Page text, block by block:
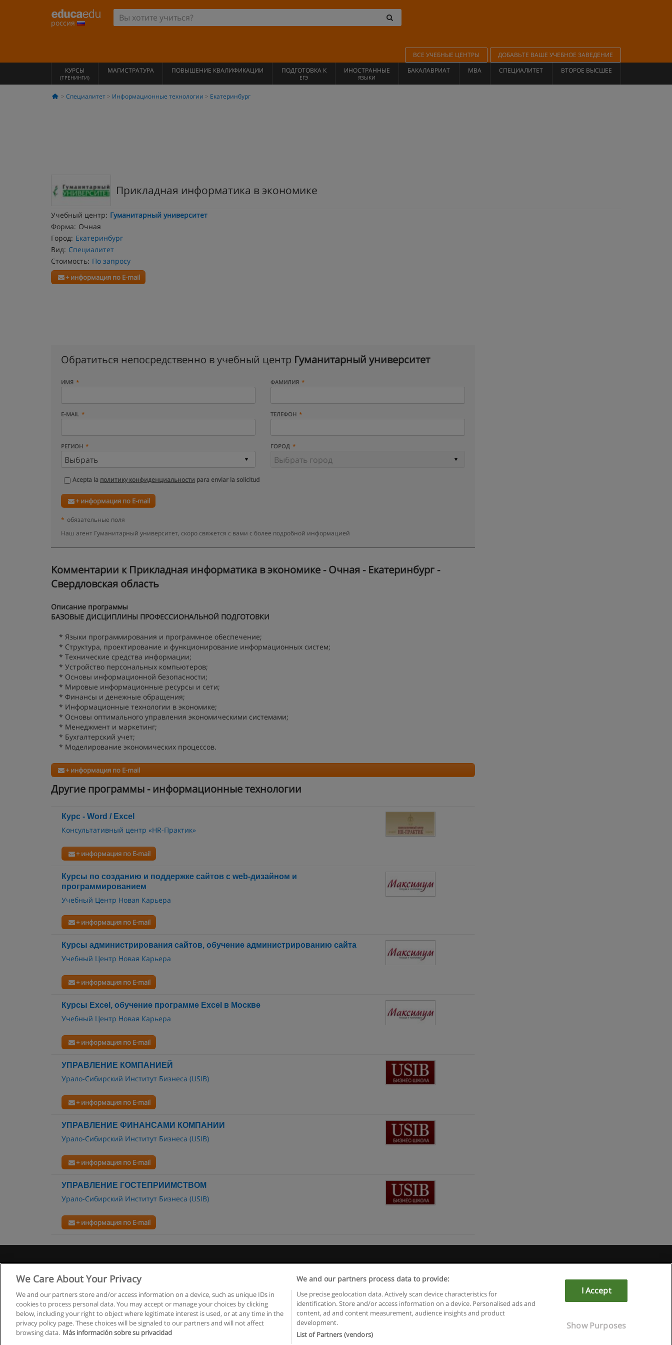
россия
ВСЕ УЧЕБНЫЕ ЦЕНТРЫ
ДОБАВЬТЕ ВАШЕ УЧЕБНОЕ ЗАВЕДЕНИЕ
КУРСЫ
(ТРЕНИНГИ)
МАГИСТРАТУРА ПОВЫШЕНИЕ КВАЛИФИКАЦИИ ПОДГОТОВКА К
ЕГЭ
ИНОСТРАННЫЕ
ЯЗЫКИ
БАКАЛАВРИАТ MBA СПЕЦИАЛИТЕТ ВТОРОЕ ВЫСШЕЕ
Специалитет Информационные технологии Екатеринбург
Прикладная информатика в экономике
Учебный центр: Гуманитарный университет
Форма: Очная
Город: Екатеринбург
Вид: Специалитет
Стоимость: По запросу
+ информация по E-mail
Обратиться непосредственно в учебный центр Гуманитарный университет
ИМЯ ФАМИЛИЯ
E-MAIL ТЕЛЕФОН
РЕГИОН ГОРОД
Acepta la политику конфиденциальности para enviar la solicitud
+ информация по E-mail
* обязательные поля
Наш агент Гуманитарный университет, скоро свяжется с вами с более подробной информацией
Kомментарии к Прикладная информатика в экономике - Очная - Екатеринбург -
Свердловская область
Описание программы
БАЗОВЫЕ ДИСЦИПЛИНЫ ПРОФЕССИОНАЛЬНОЙ ПОДГОТОВКИ
* Языки программирования и программное обеспечение;
* Структура, проектирование и функционирование информационных систем;
* Технические средства информации;
* Устройство персональных компьютеров;
* Основы информационной безопасности;
* Мировые информационные ресурсы и сети;
* Финансы и денежные обращения;
* Информационные технологии в экономике;
* Основы оптимального управления экономическими системами;
* Менеджмент и маркетинг;
* Бухгалтерский учет;
* Моделирование экономических процессов.
+ информация по E-mail
Другие программы - информационные технологии
Курс - Word / Excel
Консультативный центр «HR-Практик»
+ информация по E-mail
Курсы по созданию и поддержке сайтов с web-дизайном и
программированием
Учебный Центр Новая Карьера
+ информация по E-mail
Курсы администрирования сайтов, обучение администрированию сайта
Учебный Центр Новая Карьера
+ информация по E-mail
Курсы Excel, обучение программе Excel в Москве
Учебный Центр Новая Карьера
+ информация по E-mail
УПРАВЛЕНИЕ КОМПАНИЕЙ
Урало-Сибирский Институт Бизнеса (USIB)
+ информация по E-mail
УПРАВЛЕНИЕ ФИНАНСАМИ КОМПАНИИ
Урало-Сибирский Институт Бизнеса (USIB)
+ информация по E-mail
УПРАВЛЕНИЕ ГОСТЕПРИИМСТВОМ
Урало-Сибирский Институт Бизнеса (USIB)
+ информация по E-mail
Copyright © Educaedu Business S.L. - CIF : B-95610580: -www.educaedu.ru
We Care About Your Privacy
We and our partners store and/or access information on a device, such as unique IDs in
cookies to process personal data. You may accept or manage your choices by clicking
below, including your right to object where legitimate interest is used, or at any time in the
privacy policy page. These choices will be signaled to our partners and will not affect
browsing data. Más información sobre su privacidad
We and our partners process data to provide:
Use precise geolocation data. Actively scan device characteristics for
identification. Store and/or access information on a device. Personalised ads and
content, ad and content measurement, audience insights and product
development.
List of Partners (vendors)
I Accept
Show Purposes